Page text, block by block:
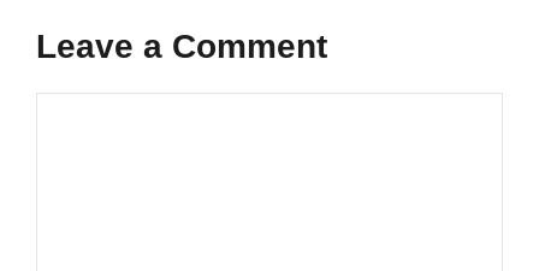
Leave a Comment